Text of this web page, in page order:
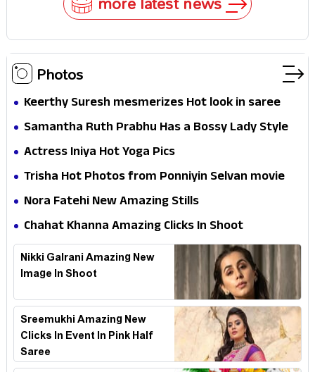
Photos
Keerthy Suresh mesmerizes Hot look in saree
Samantha Ruth Prabhu Has a Bossy Lady Style
Actress Iniya Hot Yoga Pics
Trisha Hot Photos from Ponniyin Selvan movie
and Promotionss
Nora Fatehi New Amazing Stills
Chahat Khanna Amazing Clicks In Shoot
Nikki Galrani Amazing New
Image In Shoot
Sreemukhi Amazing New
Clicks In Event In Pink Half
Saree